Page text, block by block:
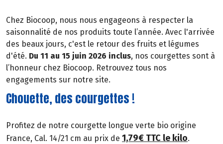
Chez Biocoop, nous nous engageons à respecter la
saisonnalité de nos produits toute l’année. Avec l'arrivée
des beaux jours, c'est le retour des fruits et légumes
d'été. Du 11 au 15 juin 2026 inclus, nos courgettes sont à
l’honneur chez Biocoop. Retrouvez tous nos
engagements sur notre site.
Chouette, des courgettes !
Profitez de notre courgette longue verte bio origine
France, Cal. 14/21 cm au prix de 1,79€ TTC le kilo.